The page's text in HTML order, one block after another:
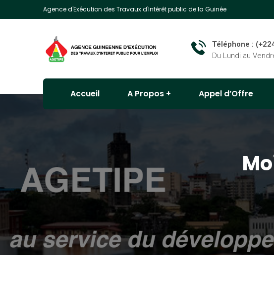
Agence d'Exécution des Travaux d'Intérêt public de la Guinée
Téléphone :
Du Lundi au
Accueil A Propos Appel d’Offre